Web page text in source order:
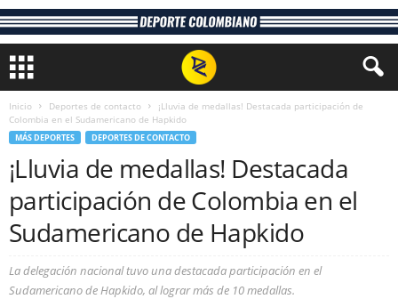
Inicio Deportes de contacto
¡Lluvia de medallas! Destacada participación de
Colombia en el Sudamericano de Hapkido
MÁS DEPORTES DEPORTES DE CONTACTO
¡Lluvia de medallas! Destacada
participación de Colombia en el
Sudamericano de Hapkido
La delegación nacional tuvo una destacada participación en el
Sudamericano de Hapkido, al lograr más de 10 medallas.